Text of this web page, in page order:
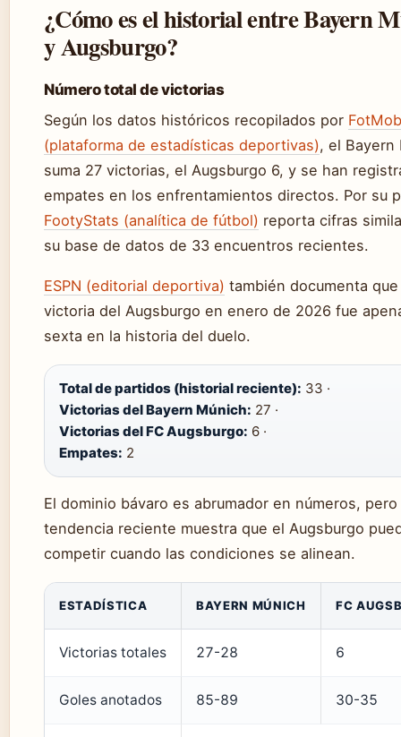
¿Cómo es el historial entre Bayern
y Augsburgo?
Número total de victorias
Según los datos históricos recopilados por FotMob
(plataforma de estadísticas deportivas), el Bayern
suma 27 victorias, el Augsburgo 6, y se han
empates en los enfrentamientos directos. Por su
FootyStats (analítica de fútbol) reporta cifras
su base de datos de 33 encuentros recientes.
ESPN (editorial deportiva) también documenta que
victoria del Augsburgo en enero de 2026 fue
sexta en la historia del duelo.
Total de partidos (historial reciente): 33 ·
Victorias del Bayern Múnich: 27 ·
Victorias del FC Augsburgo: 6 ·
Empates: 2
El dominio bávaro es abrumador en números, pero
tendencia reciente muestra que el Augsburgo
competir cuando las condiciones se alinean.
ESTADÍSTICA BAYERN MÚNICH FC
Victorias totales 27-28 6
Goles anotados 85-89 30-35